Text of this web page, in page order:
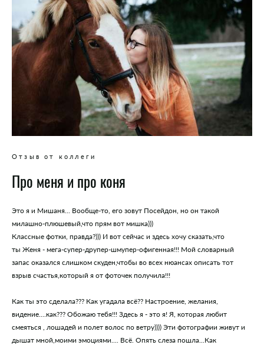
Отзыв от коллеги
Про меня и про коня
Это я и Мишаня... Вообще-то, его зовут Посейдон, но он такой
милашно-плюшевый,что прям вот мишка))) ⠀
Классные фотки, правда?))) И вот сейчас и здесь хочу сказать,что
ты Женя - мега-супер-друпер-шмупер-офигенная!!! Мой словарный
запас оказался слишком скуден,чтобы во всех нюансах описать тот
взрыв счастья,который я от фоточек получила!!!
Как ты это сделала??? Как угадала всё?? Настроение, желания,
видение....как??? Обожаю тебя!!! Здесь я - это я! Я, которая любит
смеяться , лошадей и полет волос по ветру)))) Эти фотографии живут и
дышат мной,моими эмоциями.... Всё. Опять слеза пошла...Как